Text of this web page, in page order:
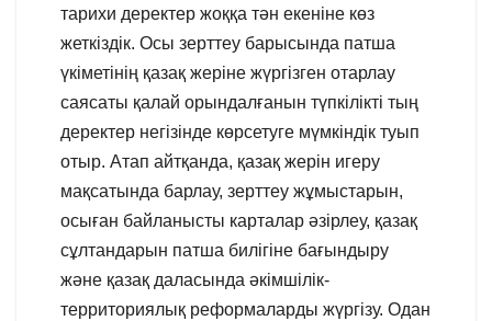
тарихи деректер жоққа тән екеніне көз
жеткіздік. Осы зерттеу барысында патша
үкіметінің қазақ жеріне жүргізген отарлау
саясаты қалай орындалғанын түпкілікті тың
деректер негізінде көрсетуге мүмкіндік туып
отыр. Атап айтқанда, қазақ жерін игеру
мақсатында барлау, зерттеу жұмыстарын,
осыған байланысты карталар әзірлеу, қазақ
сұлтандарын патша билігіне бағындыру
және қазақ даласында әкімшілік-
территориялық реформаларды жүргізу. Одан